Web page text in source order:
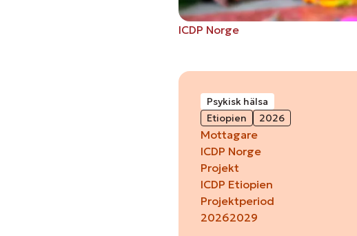
ICDP Norge
Psykisk hälsa
Etiopien
2026
Mottagare
ICDP Norge
Projekt
ICDP Etiopien
Projektperiod
20262029